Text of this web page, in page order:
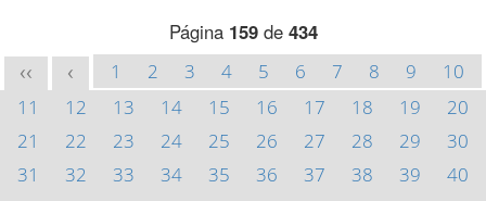
Página 159de 434
<< < 1 2 3 4 5 6 7 8 9
10
11
12 13 14 15 16 17 18 19
20
21
22 23 24 25 26 27 28 29
30
31
32 33 34 35 36 37 38 39
40